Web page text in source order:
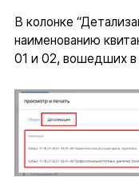
В колонке
наименованию
01 и 02, вошедших в